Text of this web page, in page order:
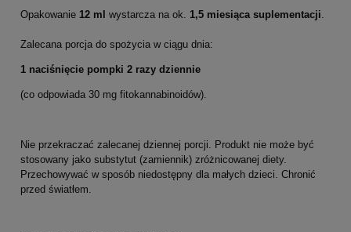
Opakowanie 12 ml wystarcza na ok. 1,5 miesiąca suplementacji
Zalecana porcja do spożycia w ciągu dnia:
1 naciśnięcie pompki 2 razy dziennie
(co odpowiada 30 mg fitokannabinoidów).
Nie przekraczać zalecanej dziennej porcji. Produkt nie może być
stosowany jako substytut (zamiennik) zróżnicowanej diety.
Przechowywać w sposób niedostępny dla małych dzieci. Chronić
przed światłem.